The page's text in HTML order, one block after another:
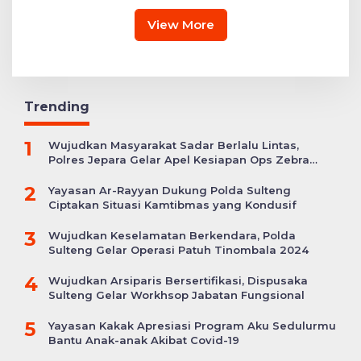
View More
Trending
1
Wujudkan Masyarakat Sadar Berlalu Lintas,
Polres Jepara Gelar Apel Kesiapan Ops Zebra
2
Yayasan Ar-Rayyan Dukung Polda Sulteng
Ciptakan Situasi Kamtibmas yang Kondusif
3
Wujudkan Keselamatan Berkendara, Polda
Sulteng Gelar Operasi Patuh Tinombala 2024
4
Wujudkan Arsiparis Bersertifikasi, Dispusaka
Sulteng Gelar Workhsop Jabatan Fungsional
5
Yayasan Kakak Apresiasi Program Aku Sedulurmu
Bantu Anak-anak Akibat Covid-19